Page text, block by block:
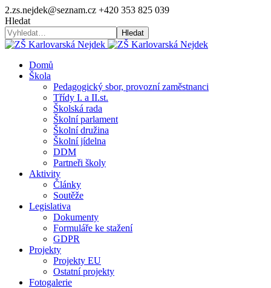
2.zs.nejdek@seznam.cz +420 353 825 039
Hledat
Hledat
Domů
Škola
Pedagogický sbor, provozní zaměstnanci
Třídy I. a II.st.
Školská rada
Školní parlament
Školní družina
Školní jídelna
DDM
Partneři školy
Aktivity
Články
Soutěže
Legislativa
Dokumenty
Formuláře ke stažení
GDPR
Projekty
Projekty EU
Ostatní projekty
Fotogalerie